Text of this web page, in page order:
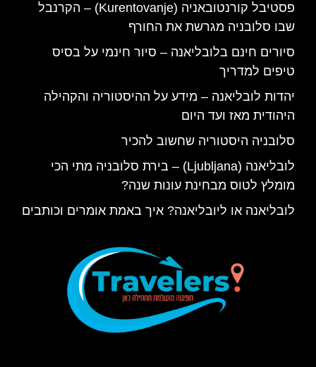
פסטיבל קורנטובאניה (Kurentovanje) – הקרנבל
שבו סלובניה מגרשת את החורף
סיורים חינם בלובליאנה – סיור חינמי על בסיס
טיפים למדריך
יהדות לובליאנה – מידע על ההיסטוריה והקהילה
היהודית מאז ועד היום
סלובניה היסטוריה שחשוב להכיר
לובליאנה (Ljubljana) – בירת סלובניה מתי הכי
מומלץ לטוס מבחינת עונות שנה?
לובליאנה או ליובליאנה? איך באמת אומרים וכותבים